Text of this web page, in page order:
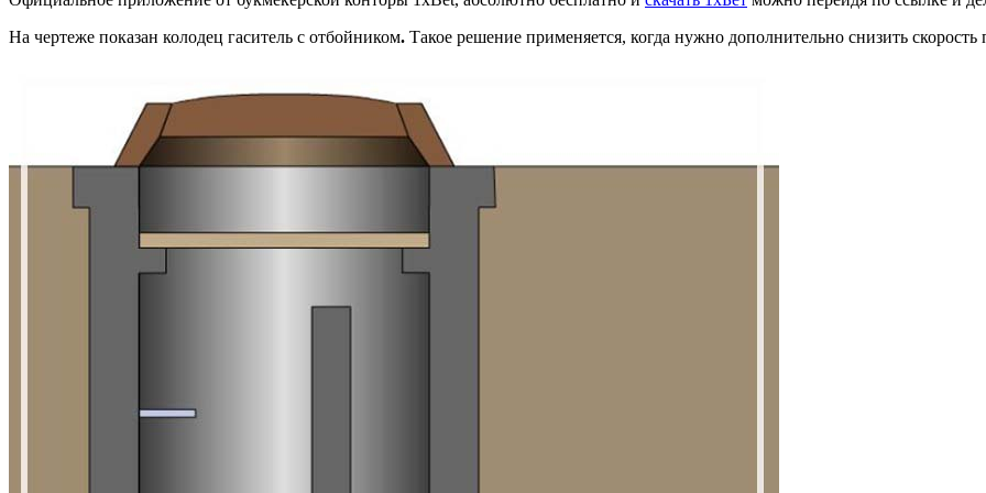
На чертеже показан колодец гаситель с отбойником. Такое решение применяется, когда нужно дополнительно снизить скорость